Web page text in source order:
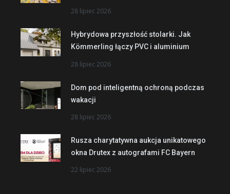
28 lipiec 2026
Hybrydowa przyszłość stolarki. Jak
Kömmerling łączy PVC i aluminium
28 lipiec 2026
Dom pod inteligentną ochroną podczas
wakacji
28 lipiec 2026
Rusza charytatywna aukcja unikatowego
okna Drutex z autografami FC Bayern
22 lipiec 2026